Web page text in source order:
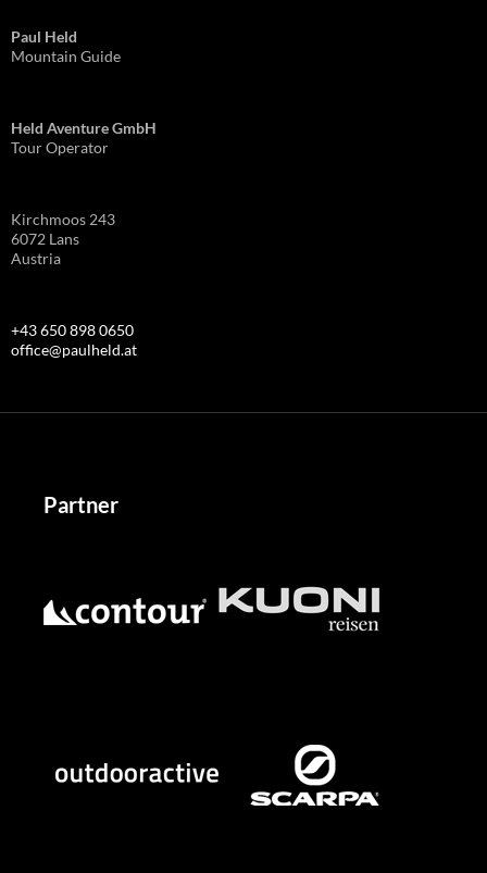
Paul Held
Mountain Guide
Held Aventure GmbH
Tour Operator
Kirchmoos 243
6072 Lans
Austria
+43 650 898 0650
office@paulheld.at
Partner